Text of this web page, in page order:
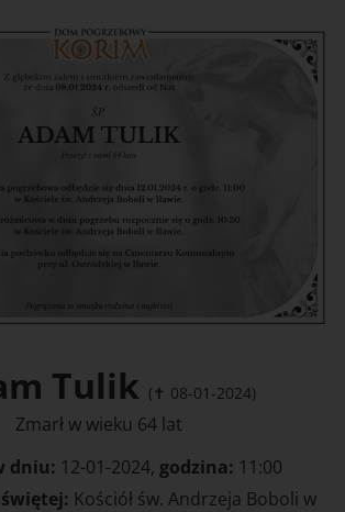
Tulik (✝ 08-01-2024)
Zmarł w wieku 64 lat
dniu: 12-01-2024, godzina: 11:00
Kościół św. Andrzeja Boboli w